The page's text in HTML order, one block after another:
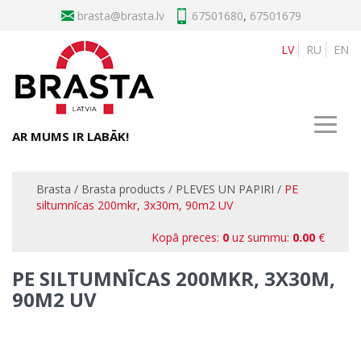
brasta 67501680, 67501679
AR MUMS IR LABĀK!
LV RU EN
Brasta / Brasta products / PLEVES UN PAPIRI / PE
siltumnīcas 200mkr, 3x30m, 90m2 UV
Kopā preces: 0 uz summu: 0.00 €
PE SILTUMNĪCAS 200MKR, 3X30M,
90M2 UV